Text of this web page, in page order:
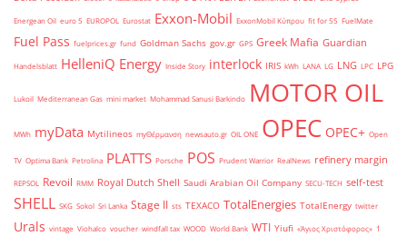
Energean Oil euro 5 EUROPOL Eurostat Exxon-Mobil ExxonMobil Κύπρου fit for 55 FuelMate
Fuel Pass fuelprices.gr fund Goldman Sachs gov.gr GPS Greek Mafia Guardian
Handelsblatt HelleniQ Energy Inside Story interlock IRIS kWh LANA LG LNG LPC LPG
Lukoil Mediterranean Gas mini market Mohammad Sanusi Barkindo MOTOR OIL
MWh myData Mytilineos myΘέρμανση newsauto.gr OIL ONE OPEC OPEC+ Open
TV Optima Bank Petrolina PLATTS Porsche POS Prudent Warrior RealNews refinery margin
REPSOL Revoil RMM Royal Dutch Shell Saudi Arabian Oil Company SECU-TECH self-test
SHELL SKG Sokol Sri Lanka Stage II sts TEXACO TotalEnergies TotalEnergy twitter
Urals vintage Viohalco voucher windfall tax WOOD World Bank WTI Yiufi «Άγιος Χριστόφορος» ΄1